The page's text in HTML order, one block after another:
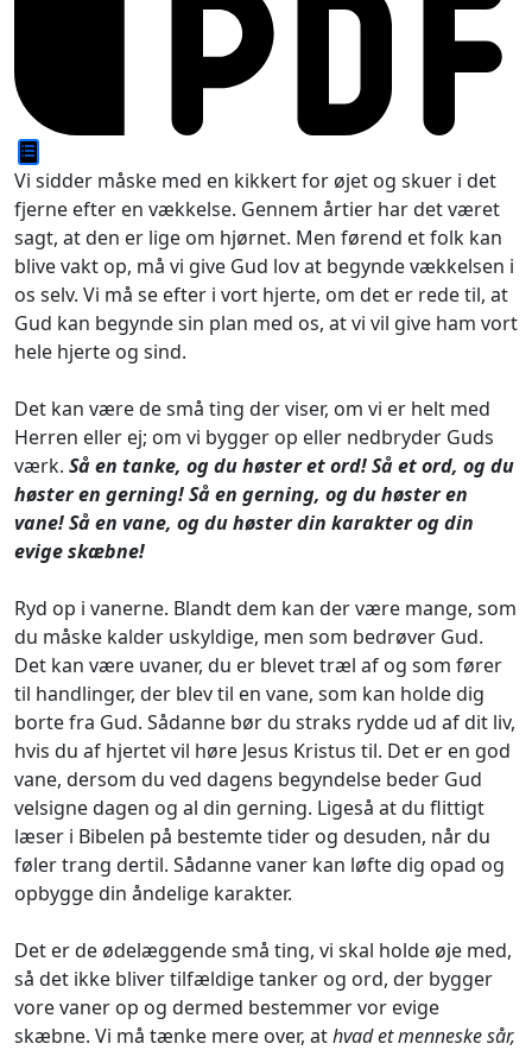
Vi sidder måske med en kikkert for øjet og skuer i det
fjerne efter en vækkelse. Gennem årtier har det været
sagt, at den er lige om hjørnet. Men førend et folk kan
blive vakt op, må vi give Gud lov at begynde vækkelsen i
os selv. Vi må se efter i vort hjerte, om det er rede til, at
Gud kan begynde sin plan med os, at vi vil give ham vort
hele hjerte og sind.
Det kan være de små ting der viser, om vi er helt med
Herren eller ej; om vi bygger op eller nedbryder Guds
værk. Så en tanke, og du høster et ord! Så et ord, og du
høster en gerning! Så en gerning, og du høster en
vane! Så en vane, og du høster din karakter og din
evige skæbne!
Ryd op i vanerne. Blandt dem kan der være mange, som
du måske kalder uskyldige, men som bedrøver Gud.
Det kan være uvaner, du er blevet træl af og som fører
til handlinger, der blev til en vane, som kan holde dig
borte fra Gud. Sådanne bør du straks rydde ud af dit liv,
hvis du af hjertet vil høre Jesus Kristus til. Det er en god
vane, dersom du ved dagens begyndelse beder Gud
velsigne dagen og al din gerning. Ligeså at du flittigt
læser i Bibelen på bestemte tider og desuden, når du
føler trang dertil. Sådanne vaner kan løfte dig opad og
opbygge din åndelige karakter.
Det er de ødelæggende små ting, vi skal holde øje med,
så det ikke bliver tilfældige tanker og ord, der bygger
vore vaner op og dermed bestemmer vor evige
skæbne. Vi må tænke mere over, athvad et menneskesår,